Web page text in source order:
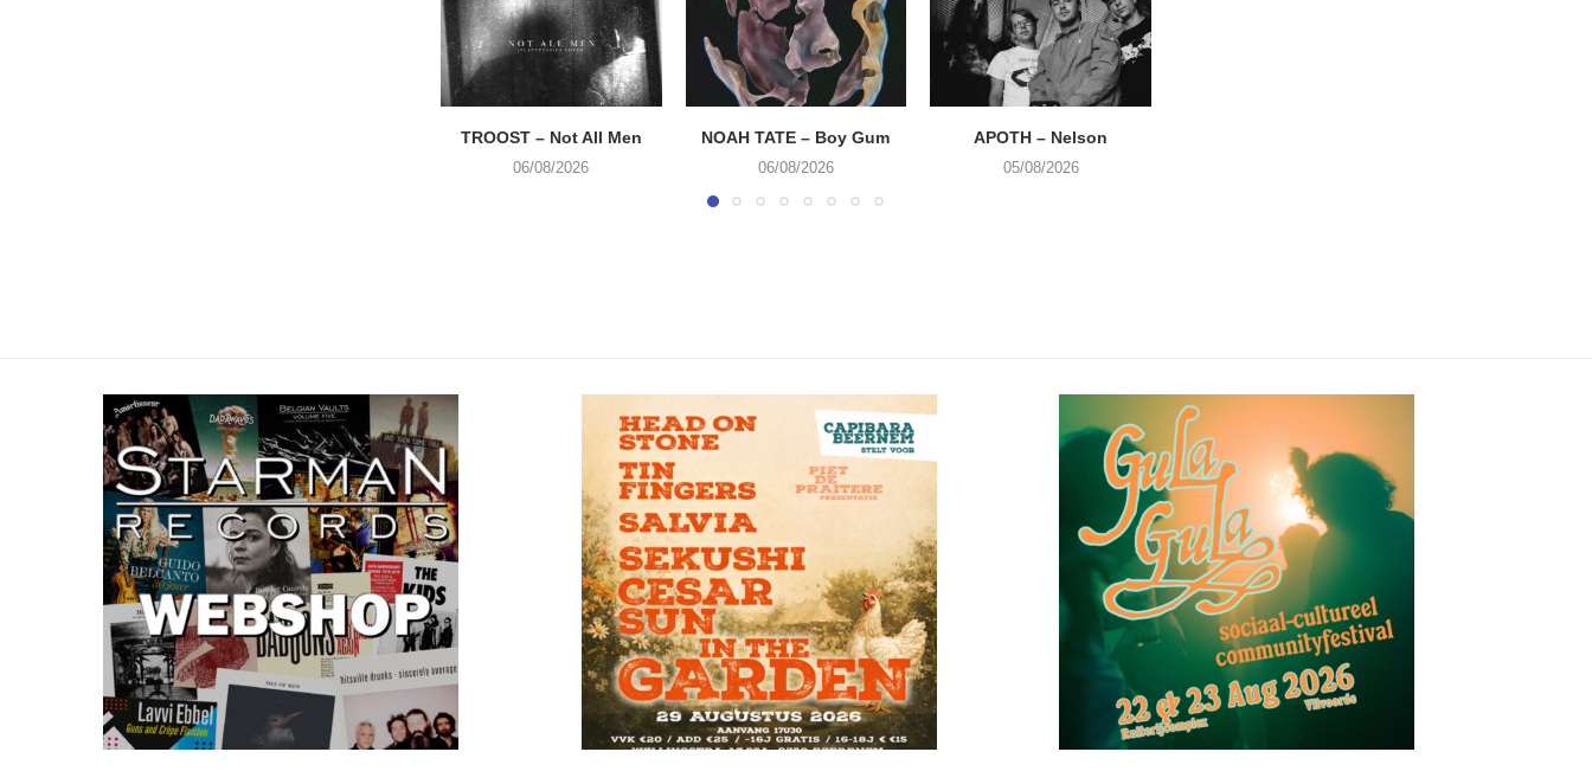
TROOST – Not All Men
06/08/2026
NOAH TATE – Boy Gum
06/08/2026
APOTH – Nelson
05/08/2026